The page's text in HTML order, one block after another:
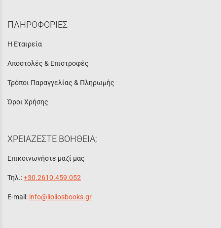
ΠΛΗΡΟΦΟΡΙΕΣ
Η Εταιρεία
Αποστολές & Επιστροφές
Τρόποι Παραγγελίας & Πληρωμής
Όροι Χρήσης
ΧΡΕΙΑΖΕΣΤΕ ΒΟΗΘΕΙΑ;
Επικοινωνήστε μαζί μας
Τηλ.:+30.2610.459.052
E-mail: info@lioliosbooks.gr